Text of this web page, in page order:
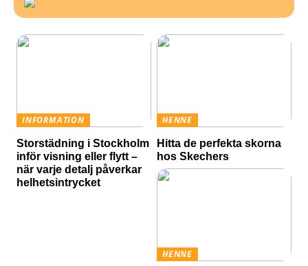
INFORMATION
Storstädning i Stockholm
inför visning eller flytt –
när varje detalj påverkar
helhetsintrycket
HENNE
Hitta de perfekta skorna
hos Skechers
HENNE